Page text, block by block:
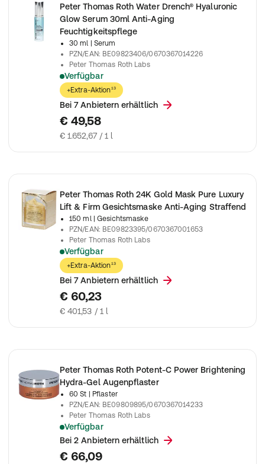
Peter Thomas Roth Water Drench® Hyaluronic
Glow Serum 30ml Anti-Aging
Feuchtigkeitspflege
30 ml
| Serum
PZN/EAN: BE09823406/0670367014226
Peter Thomas Roth Labs
Verfügbar
Peter Thomas Roth - Water Drench® Hyaluronic Glow Serum
+Extra-Aktion¹³
Bei 7 Anbietern erhältlich
€ 49,58
€ 1.652,67 / 1 l
Peter Thomas Roth 24K Gold Mask Pure Luxury
Lift & Firm Gesichtsmaske Anti-Aging Straffend
150 ml
| Gesichtsmaske
PZN/EAN: BE09823395/0670367001653
Peter Thomas Roth Labs
Verfügbar
Peter Thomas Roth - 24K Gold Mask Pure Luxury Lift & Firm
+Extra-Aktion¹³
Bei 7 Anbietern erhältlich
€ 60,23
€ 401,53 / 1 l
Peter Thomas Roth Potent-C Power Brightening
Hydra-Gel Augenpflaster
60 St
| Pflaster
PZN/EAN: BE09809895/0670367014233
Peter Thomas Roth Labs
Verfügbar
Diese revitalisierenden Gelpflaster für die Augenpartie
Bei 2 Anbietern erhältlich
€ 66,09